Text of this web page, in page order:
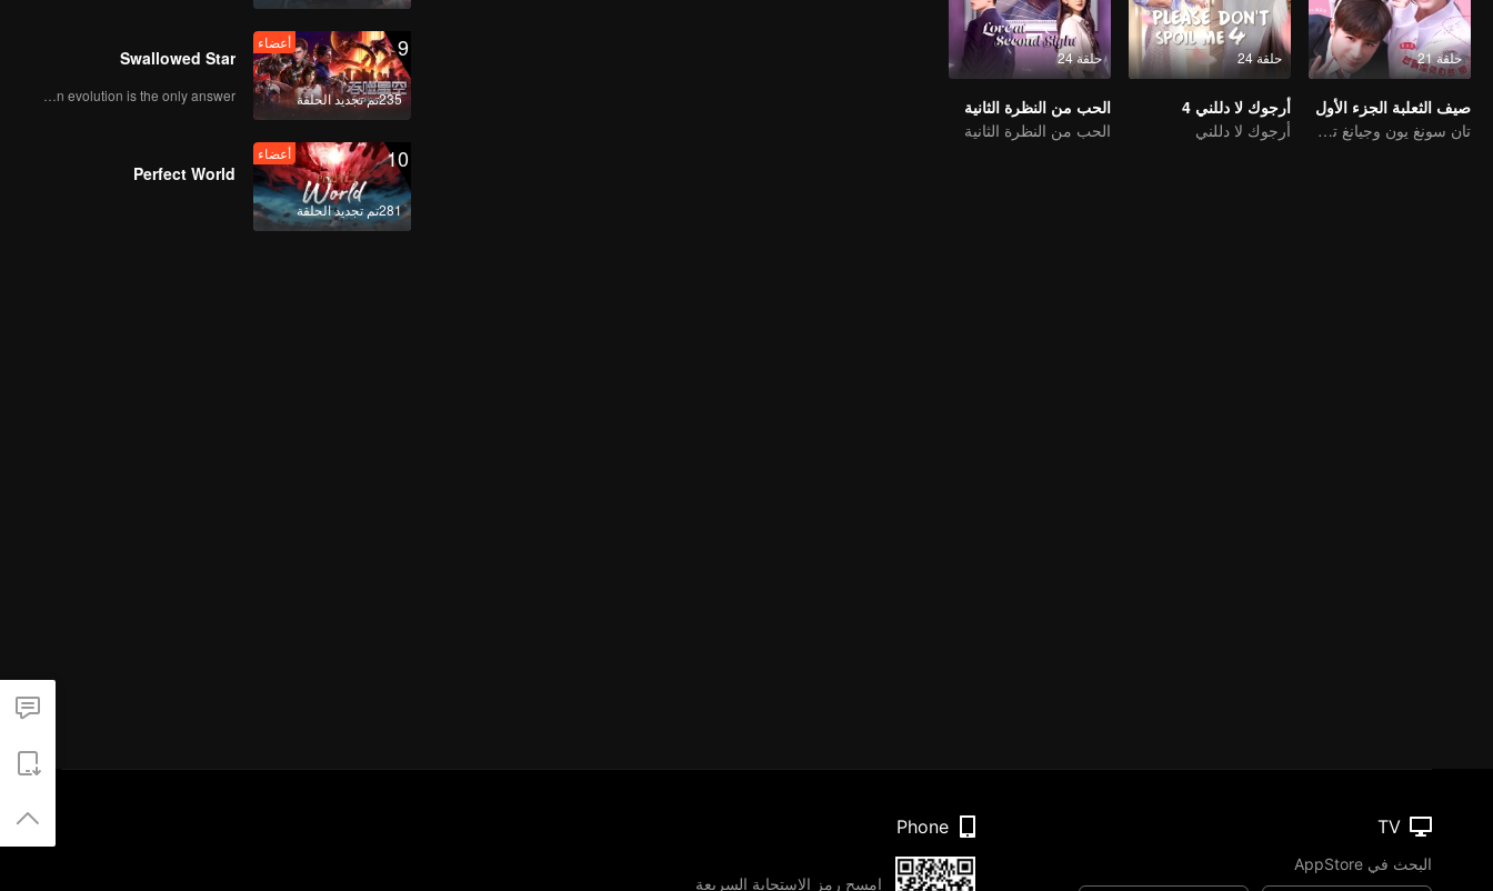
حلقة 21
صيف الثعلبة الجزء الأول
تان سونغ يون وجيانغ تشاو يظهران حبهما لبعضهما البعض على الشاشة
حلقة 24
أرجوك لا دللني 4
أرجوك لا دللني
حلقة 24
الحب من النظرة الثانية
الحب من النظرة الثانية
9
235تم تجديد الحلقة
أعضاء
Swallowed Star
Human evolution is the only answer.
10
281تم تجديد الحلقة
أعضاء
Perfect World
TV
البحث في AppStore
Phone
امسح رمز الاستجابة السريعة